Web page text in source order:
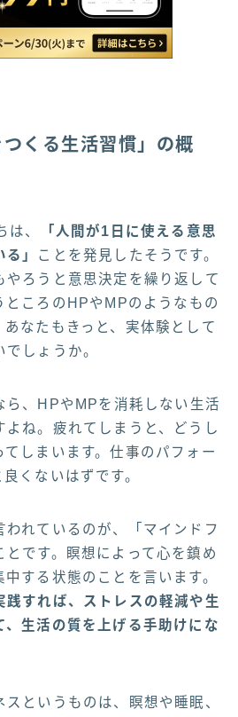
つくる生活習慣」の概
は、
「人間が1日に使える意思
」 ことを発見したそうです。
やろうと意思決定を繰り返して
ところのHPやMPのようなもの
なたもきっと、実体験として
しょうか。
ら、HPやMPを消耗しない生活
よね。疲れてしまうと、どうし
しまいます。仕事のパフォー
くないはずです。
われているのが、「マインドフ
です。瞑想によって心を鎮め
する状態のことを言います。
践すれば、ストレスの軽減や生
、生活の質を上げる手助けにな
というものは、瞑想や睡眠、